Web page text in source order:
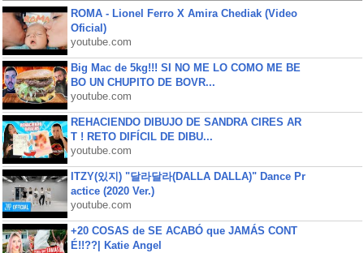
ROMA - Lionel Ferro X Amira Chediak (Video
Oficial)
youtube.com
Big Mac de 5kg!!! SI NO ME LO COMO ME BE
BO UN CHUPITO DE BOVR...
youtube.com
REHACIENDO DIBUJO DE SANDRA CIRES AR
T ! RETO DIFÍCIL DE DIBU...
youtube.com
ITZY(있지) "달라달라(DALLA DALLA)" Dance Pr
actice (2020 Ver.)
youtube.com
+20 COSAS de SE ACABÓ que JAMÁS CONT
É!!??| Katie Angel